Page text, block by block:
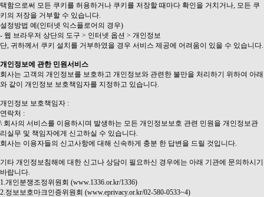
택함으로써 모든 쿠키를 허용하거나 쿠키를 저장할 때마다 확인을 거치거나, 모든 쿠
키의 저장을 거부할 수 있습니다.
설정방법 예(인터넷 익스플로어의 경우)
- 웹 브라우저 상단의 도구 > 인터넷 옵션 > 개인정보
단, 귀하께서 쿠키 설치를 거부하였을 경우 서비스 제공에 어려움이 있을 수 있습니다.
개인정보에 관한 민원서비스
회사는 고객의 개인정보를 보호하고 개인정보와 관련한 불만을 처리하기 위하여 아래
와 같이 개인정보 보호책임자를 지정하고 있습니다.
개인정보 보호책임자 :
연락처 :
\ 회사의 서비스를 이용하시며 발생하는 모든 개인정보보호 관련 민원을 개인정보관
리실무 및 책임자에게 신고하실 수 있습니다.
회사는 이용자들의 신고사항에 대해 신속하게 충분 한 답변을 드릴 것입니다.
기타 개인정보침해에 대한 신고나 상담이 필요하신 경우에는 아래 기관에 문의하시기
바랍니다.
1.개인분쟁조정위원회 (www.1336.or.kr/1336)
2.정보보호마크인증위원회 (www.eprivacy.or.kr/02-580-0533~4)